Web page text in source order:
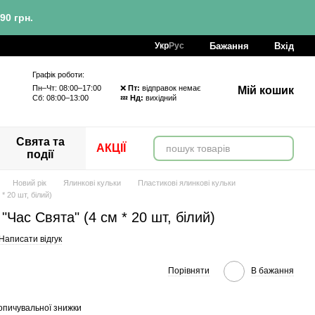
грн.
УкрРус Бажання Вхід
Графік роботи:
Пн–Чт: 08:00–17:00 ❌ Пт: відправок немає
Сб: 08:00–13:00 💤 Нд: вихідний
Мій кошик
Свята та
події
АКЦІЇ
Новий рік Ялинкові кульки
Пластикові ялинкові кульки
20 шт, білий)
Свята" (4 см * 20 шт, білий)
відгук
Порівняти В бажання
знижки